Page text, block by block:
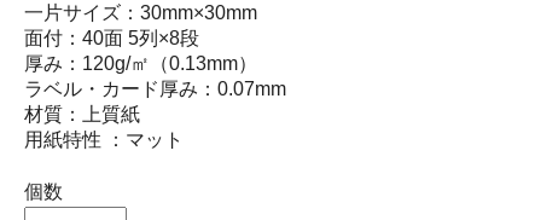
一片サイズ：30mm×30mm
面付：40面 5列×8段
厚み：120g/㎡（0.13mm）
ラベル・カード厚み：0.07mm
材質：上質紙
用紙特性 ：マット
個数